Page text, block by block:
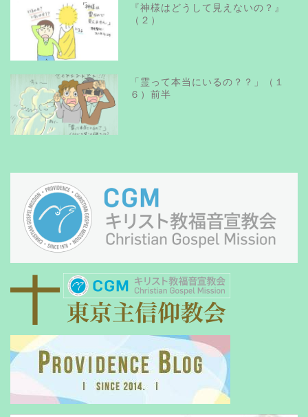
『神様はどうして見えないの？』
（２）
「霊って本当にいるの？？」（１
６）前半